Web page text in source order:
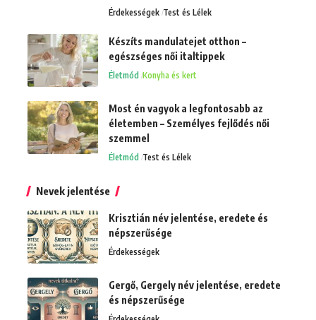
Érdekességek Test és Lélek
Készíts mandulatejet otthon –
egészséges női italtippek
Életmód Konyha és kert
Most én vagyok a legfontosabb az
életemben – Személyes fejlődés női
szemmel
Életmód Test és Lélek
Nevek jelentése
Krisztián név jelentése, eredete és
népszerűsége
Érdekességek
Gergő, Gergely név jelentése, eredete
és népszerűsége